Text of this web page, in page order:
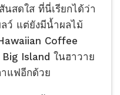
สดใส ที่นี่เรียกได้ว่า
ว์ แต่ยังมีน้ำผลไม้
Coffee
Island ในฮาวาย
าแฟอีกด้วย